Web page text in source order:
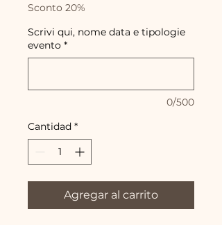
Sconto 20%
Scrivi qui, nome data e tipologie
evento *
0/500
Cantidad *
Agregar al carrito